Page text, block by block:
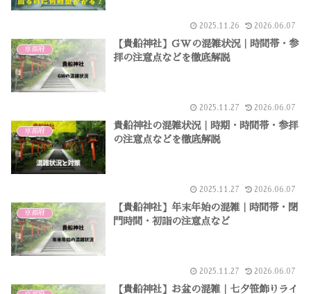
2025.11.26 2026.06.07
京都府
【貴船神社】GWの混雑状況｜時間帯・参
拝の注意点などを徹底解説
2025.11.27 2026.06.07
京都府
貴船神社の混雑状況｜時期・時間帯・参拝
の注意点などを徹底解説
2025.11.27 2026.06.07
京都府
【貴船神社】年末年始の混雑｜時間帯・閉
門時間・初詣の注意点など
2025.11.27 2026.06.07
【貴船神社】お盆の混雑｜七夕笹飾りライ